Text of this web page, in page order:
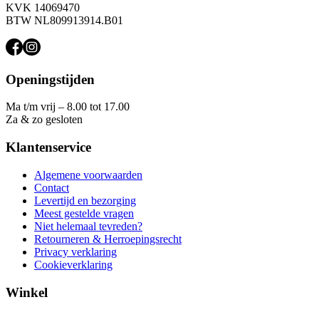
KVK 14069470
BTW NL809913914.B01
Openingstijden
Ma t/m vrij – 8.00 tot 17.00
Za & zo gesloten
Klantenservice
Algemene voorwaarden
Contact
Levertijd en bezorging
Meest gestelde vragen
Niet helemaal tevreden?
Retourneren & Herroepingsrecht
Privacy verklaring
Cookieverklaring
Winkel